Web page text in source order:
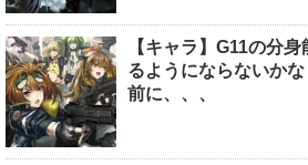
【キャラ】G11の分
るようにならないか
前に、、、